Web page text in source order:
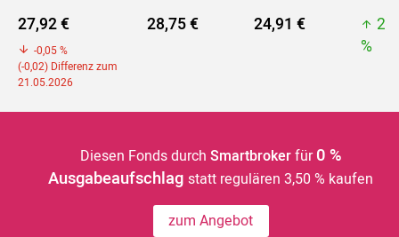
27,92 €
-0,05 %
(-0,02) Differenz zum
21.05.2026
28,75 € 24,91 €
%
Diesen Fonds durch Smartbrokerfür 0 %
Ausgabeaufschlagstatt regulären 3,50 % kaufen
zum Angebot